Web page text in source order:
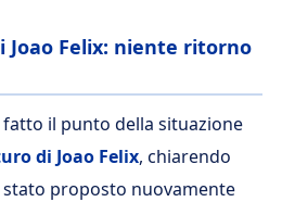
Joao Felix: niente ritorno
il punto della situazione
di Joao Felix, chiarendo
proposto nuovamente